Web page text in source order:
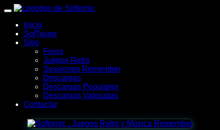
wWw.SofTomiC.org
Zona
Gaming
Retro
Inicio
SofTware
Sitio
Foros
Juegos Retro
Sessiones Remember
Descargas
Descargas Populares
Descargas Valoradas
Contactar